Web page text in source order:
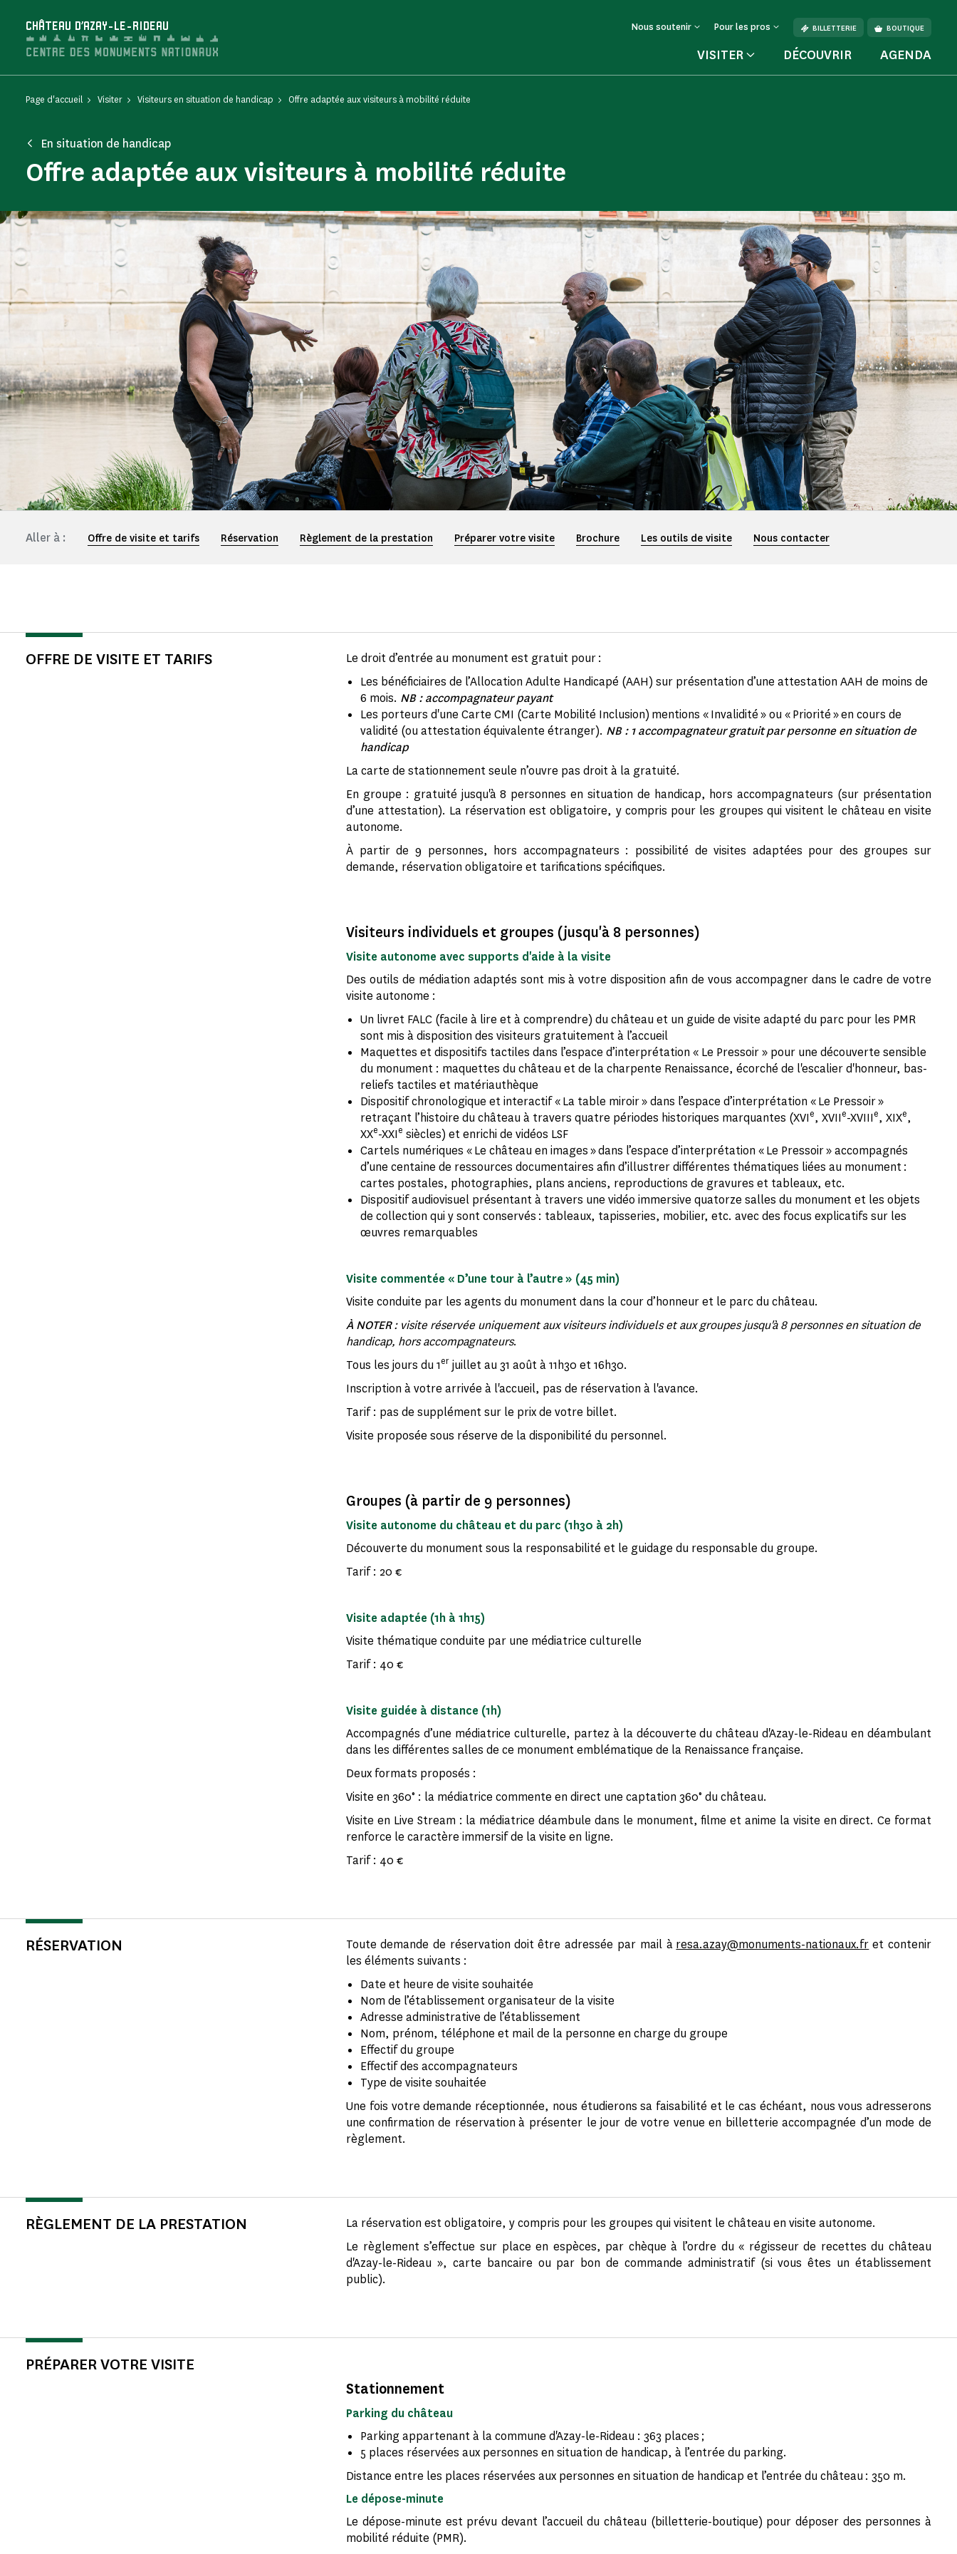
CHÂTEAU D'AZAY-LE-RIDEAU Nous soutenir Pour les pros BILLETTERIE BOUTIQUE
VISITER DÉCOUVRIR AGENDA
Page d'accueil Visiter Visiteurs en situation de handicap Offre adaptée aux visiteurs à mobilité réduite
En situation de handicap
Offre adaptée aux visiteurs à mobilité réduite
Aller à : Offre de visite et tarifs Réservation Règlement de la prestation Préparer votre visite Brochure Les outils de visite Nous contacter
OFFRE DE VISITE ET TARIFS
Le droit d’entrée au monument est gratuit pour :
Les bénéficiaires de l’Allocation Adulte Handicapé (AAH) sur présentation d’une attestation AAH de moins de
6 mois. NB : accompagnateur payant
Les porteurs d'une Carte CMI (Carte Mobilité Inclusion) mentions « Invalidité » ou « Priorité » en cours de
validité (ou attestation équivalente étranger). NB : 1 accompagnateur gratuit par personne en situation de
handicap
La carte de stationnement seule n’ouvre pas droit à la gratuité.
En groupe : gratuité jusqu'à 8 personnes en situation de handicap, hors accompagnateurs (sur présentation
d’une attestation). La réservation est obligatoire, y compris pour les groupes qui visitent le château en visite
autonome.
À partir de 9 personnes, hors accompagnateurs : possibilité de visites adaptées pour des groupes sur
demande, réservation obligatoire et tarifications spécifiques.
Visiteurs individuels et groupes (jusqu'à 8 personnes)
Visite autonome avec supports d'aide à la visite
Des outils de médiation adaptés sont mis à votre disposition afin de vous accompagner dans le cadre de votre
visite autonome :
Un livret FALC (facile à lire et à comprendre) du château et un guide de visite adapté du parc pour les PMR
sont mis à disposition des visiteurs gratuitement à l’accueil
Maquettes et dispositifs tactiles dans l’espace d’interprétation « Le Pressoir » pour une découverte sensible
du monument : maquettes du château et de la charpente Renaissance, écorché de l'escalier d'honneur, bas-
reliefs tactiles et matériauthèque
Dispositif chronologique et interactif « La table miroir » dans l’espace d’interprétation « Le Pressoir »
retraçant l’histoire du château à travers quatre périodes historiques marquantes (XVIe, XVIIe-XVIIIe, XIXe,
XXe-XXIe siècles) et enrichi de vidéos LSF
Cartels numériques « Le château en images » dans l’espace d’interprétation « Le Pressoir » accompagnés
d’une centaine de ressources documentaires afin d’illustrer différentes thématiques liées au monument :
cartes postales, photographies, plans anciens, reproductions de gravures et tableaux, etc.
Dispositif audiovisuel présentant à travers une vidéo immersive quatorze salles du monument et les objets
de collection qui y sont conservés : tableaux, tapisseries, mobilier, etc. avec des focus explicatifs sur les
œuvres remarquables
Visite commentée« D’une tour à l’autre » (45 min)
Visite conduite par les agents du monument dans la cour d’honneur et le parc du château.
À NOTER: visite réservée uniquement aux visiteurs individuels et aux groupes jusqu'à 8 personnes en situation de
handicap, hors accompagnateurs.
Tous les jours du 1er juillet au 31 août à 11h30 et 16h30.
Inscription à votre arrivée à l'accueil, pas de réservation à l'avance.
Tarif : pas de supplément sur le prix de votre billet.
Visite proposée sous réserve de la disponibilité du personnel.
Groupes (à partir de 9 personnes)
Visite autonome du château et du parc (1h30 à 2h)
Découverte du monument sous la responsabilité et le guidage du responsable du groupe.
Tarif : 20 €
Visite adaptée (1h à 1h15)
Visite thématique conduite par une médiatrice culturelle
Tarif : 40 €
Visite guidée à distance (1h)
Accompagnés d’une médiatrice culturelle, partez à la découverte du château d'Azay-le-Rideau en déambulant
dans les différentes salles de ce monument emblématique de la Renaissance française.
Deux formats proposés :
Visite en 360° : la médiatrice commente en direct une captation 360° du château.
Visite en Live Stream : la médiatrice déambule dans le monument, filme et anime la visite en direct. Ce format
renforce le caractère immersif de la visite en ligne.
Tarif : 40 €
RÉSERVATION Toute demande de réservation doit être adressée par mail à resa.azay@monuments-nationaux.fr et contenir
les éléments suivants :
Date et heure de visite souhaitée
Nom de l’établissement organisateur de la visite
Adresse administrative de l’établissement
Nom, prénom, téléphone et mail de la personne en charge du groupe
Effectif du groupe
Effectif des accompagnateurs
Type de visite souhaitée
Une fois votre demande réceptionnée, nous étudierons sa faisabilité et le cas échéant, nous vous adresserons
une confirmation de réservation à présenter le jour de votre venue en billetterie accompagnée d’un mode de
règlement.
RÈGLEMENT DE LA PRESTATION
La réservation est obligatoire, y compris pour les groupes qui visitent le château en visite autonome.
Le règlement s’effectue sur place en espèces, par chèque à l’ordre du « régisseur de recettes du château
d'Azay-le-Rideau », carte bancaire ou par bon de commande administratif (si vous êtes un établissement
public).
PRÉPARER VOTRE VISITE
Stationnement
Parking du château
Parking appartenant à la commune d'Azay-le-Rideau : 363 places ;
5 places réservées aux personnes en situation de handicap, à l’entrée du parking.
Distance entre les places réservées aux personnes en situation de handicap et l’entrée du château : 350 m.
Le dépose-minute
Le dépose-minute est prévu devant l’accueil du château (billetterie-boutique) pour déposer des personnes à
mobilité réduite (PMR).